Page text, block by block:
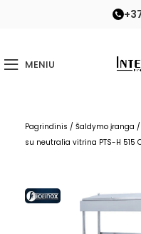
MENIU
Pagrindinis / Šaldymo įranga /
su neutralia vitrina PTS-H 515